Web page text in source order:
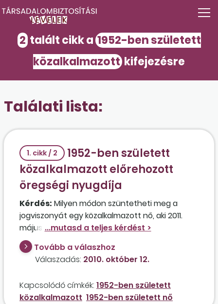
2talált cikk a 1952-ben született
közalkalmazott kifejezésre
Találati lista:
1. cikk / 2
1952-ben született
közalkalmazott előrehozott
öregségi nyugdíja
Kérdés: Milyen módon szüntetheti meg a
jogviszonyát egy közalkalmazott nő, aki 2011.
május 11-én tölti be az 59. életévét, és akkor
előrehozott öregségi nyugdíjba kíván vonulni?
Kérheti-e a felmentését, ha igen, mikor és
milyen módon? A munkáltató köteles-e
Tovább a válaszhoz
Válaszadás: 2010. október 12.
Kapcsolódó címkék: 1952-ben született
közalkalmazott 1952-ben született nő